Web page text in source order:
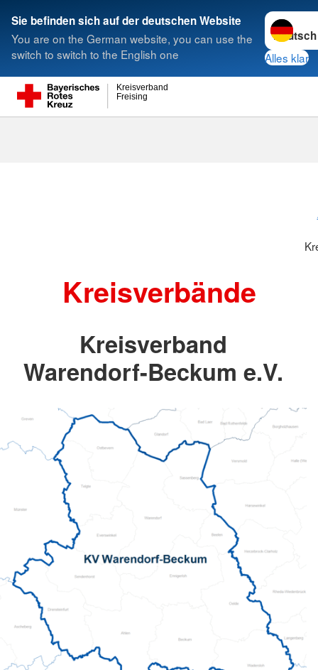
Sie befinden sich auf der deutschen Website
You are on the German website, you can use the
switch to switch to the English one
Sprache
Alles klar
Freising
Kreisverband
Suche
Kreisverbände
Kreisverband
Warendorf-Beckum e.V.